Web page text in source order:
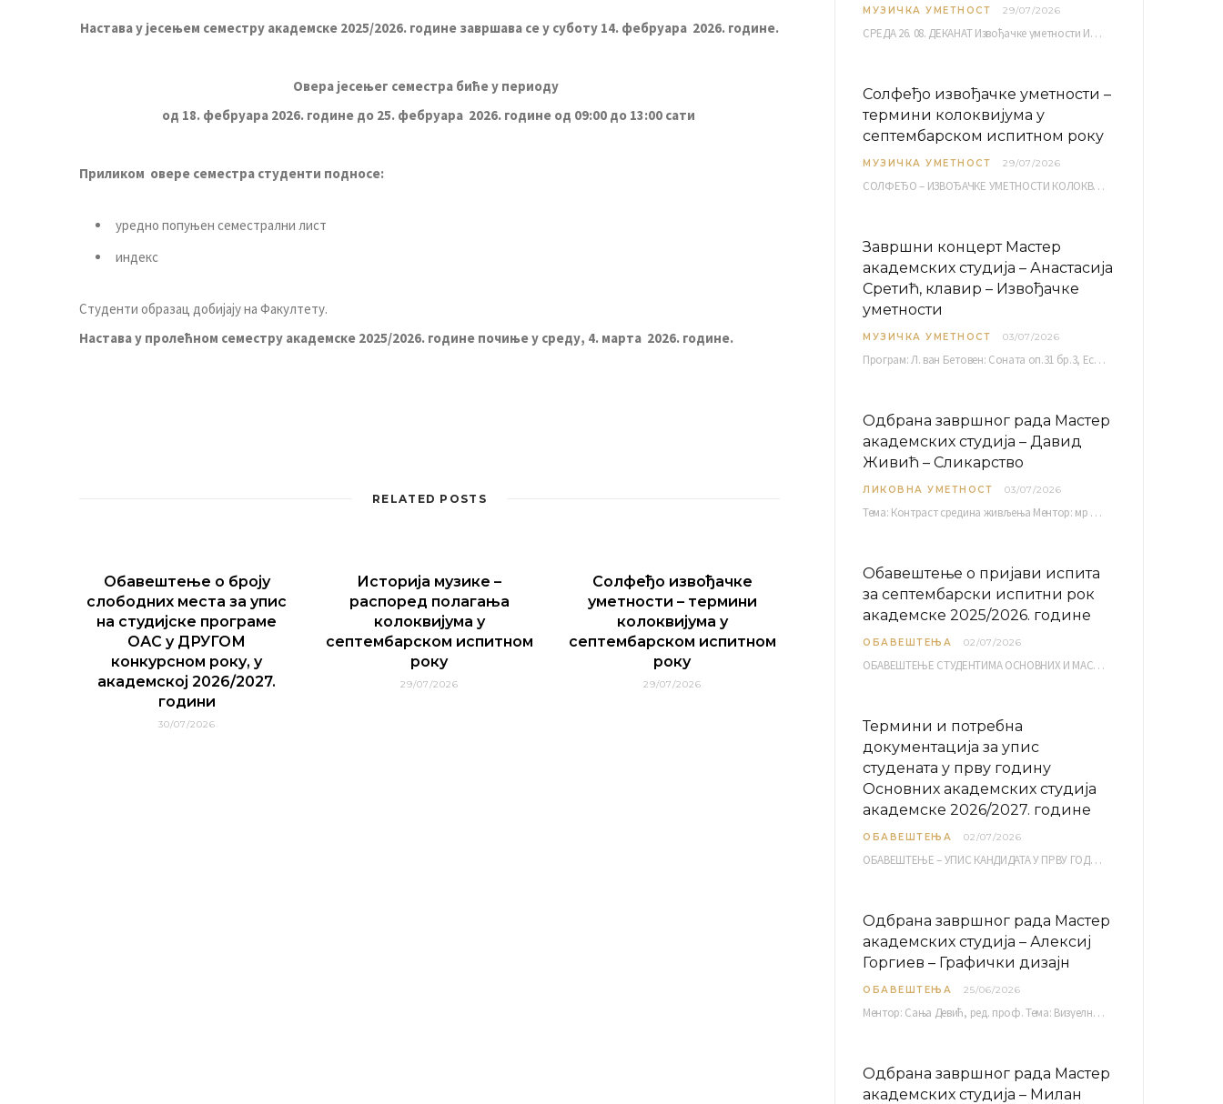
Настава у јесењем семестру академске 2025/2026. године завршава се у суботу 14. фебруара 2026. године.
Овера јесењег семестра биће у периоду
од 18. фебруара 2026. године до 25. фебруара 2026. године од 09:00 до 13:00 сати
Приликом овере семестра студенти подносе:
уредно попуњен семестрални лист
индекс
Студенти образац добијају на Факултету.
Настава у пролећном семестру академске 2025/2026. године почиње у среду, 4. марта 2026. године.
RELATED POSTS
Обавештење о броју
слободних места за упис
на студијске програме
ОАС у ДРУГОМ
конкурсном року, у
академској 2026/2027.
години
30/07/2026
Историја музике –
распоред полагања
колоквијума у
септембарском испитном
року
29/07/2026
Солфеђо извођачке
уметности – термини
колоквијума у
септембарском испитном
року
29/07/2026
МУЗИЧКА УМЕТНОСТ 29/07/2026
СРЕДА 26. 08. ДЕКАНАТ Извођачке уметности ИМ 1, 2 10,00 ИМ 3, 4 10,30 ИМ…
Солфеђо извођачке уметности –
термини колоквијума у
септембарском испитном року
МУЗИЧКА УМЕТНОСТ 29/07/2026
СОЛФЕЂО – ИЗВОЂАЧКЕ УМЕТНОСТИ КОЛОКВИЈУМ септембарски испитни рок четвртак, 03.09.2026. уч. бр. 12 ПИСМЕНИ…
Завршни концерт Мастер
академских студија – Анастасија
Сретић, клавир – Извођачке
уметности
МУЗИЧКА УМЕТНОСТ 03/07/2026
Програм: Л. ван Бетовен: Соната оп.31 бр.3, Ес-дур Р. Шуман: Бечки карневал оп.26 К. Дебиси:…
Одбрана завршног рада Мастер
академских студија – Давид
Живић – Сликарство
ЛИКОВНА УМЕТНОСТ 03/07/2026
Тема: Контраст средина живљења Ментор: мр Братислав Башић, редовни професор Среда, 08.07.2026. у…
Обавештење о пријави испита
за септембарски испитни рок
академске 2025/2026. године
ОБАВЕШТЕЊА 02/07/2026
ОБАВЕШТЕЊЕ СТУДЕНТИМА ОСНОВНИХ И МАСТЕР АКАДЕМСКИХ СТУДИЈА ЕЛЕКТРОНСКА ПРИЈАВА ИСПИТА за септембарски испитни рок за…
Термини и потребна
документација за упис
студената у прву годину
Основних академских студија
академске 2026/2027. године
ОБАВЕШТЕЊА 02/07/2026
ОБАВЕШТЕЊЕ – УПИС КАНДИДАТА У ПРВУ ГОДИНУ ОАС 10, 13, 14, 15. и…
Одбрана завршног рада Мастер
академских студија – Алексиј
Горгиев – Графички дизајн
ОБАВЕШТЕЊА 25/06/2026
Ментор: Сања Девић, ред. проф. Тема: Визуелни идентитет линије нутриционистичких производа Vita+: Од амбалаже до мултимедијалне комуникације Петак, 03. 07.…
Одбрана завршног рада Мастер
академских студија – Милан